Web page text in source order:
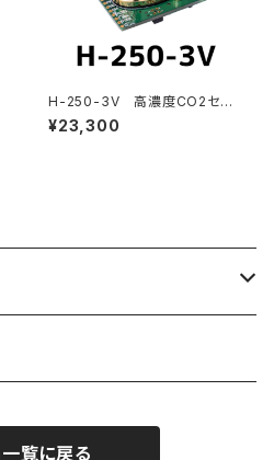
H-250-3V 高濃度CO2セン
サー
¥23,300
覧に戻る